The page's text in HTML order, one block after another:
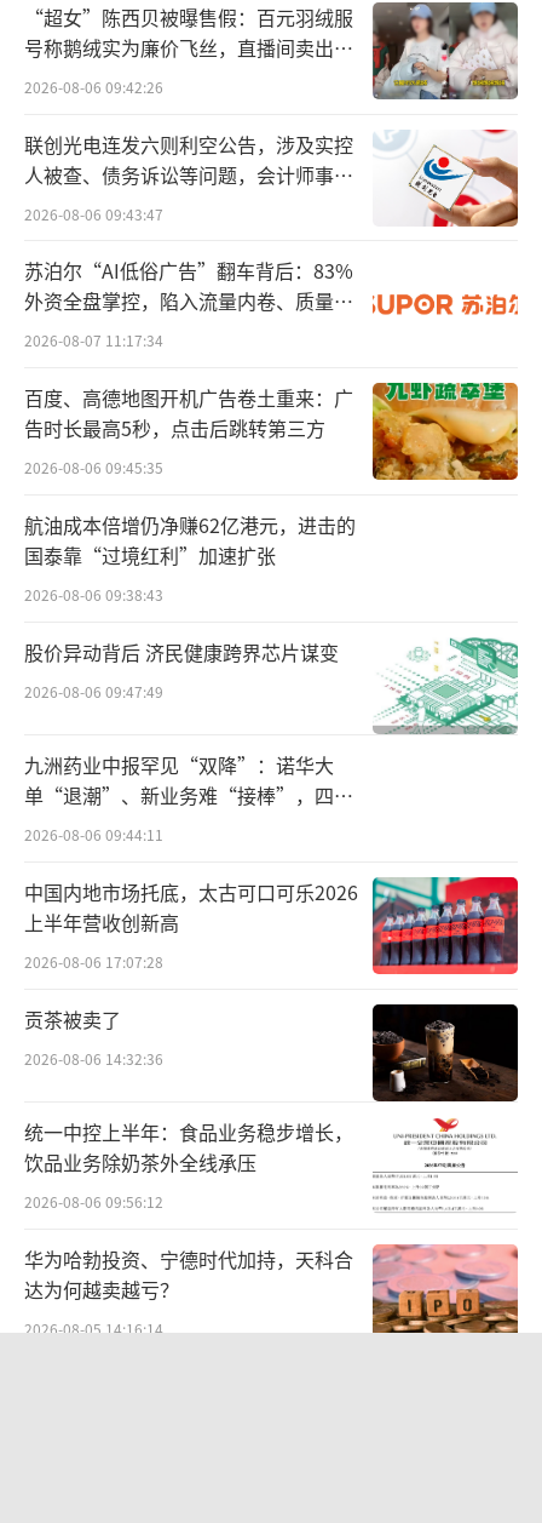
从公司披露的财务数据来看，2025年研发
投入约1.33亿元，占营业收入比重进一步提
升，研发团队规模亦由2020年的59人扩展至20
25年末的143人，反映出公司研发体系持续扩容
及对长期研发投入的依赖程度逐步增强。
第二，“A+H”融资路径加速成型。2025
年以来，中国生物医药企业赴港上市明显提
速。仅2025年11月就有15家医药企业递表港交
所，恒瑞医药、百利天恒、迈威生物等A股上市
公司亦相继推进“A+H”布局。
这一趋势背后，是行业整体进入高投入、
长周期、多管线并行的发展阶段，单一资本市
场在融资规模与结构灵活性上的边际约束逐步
显现。相比之下，港股在投资者结构、创新资
产定价及再融资机制方面更具差异化优势，使
其成为A股企业的重要补充融资渠道，“A+
H”逐渐成为阶段性资本结构优化的常见路径。
第三，“A+H”成为国际化战略的外延工
具。公司管理层曾在公开采访中提及，“A+
H”双平台布局是其“双向国际化”战略的重要
内研发投入与商业化基础，而港股平台则强化
与国际资本及产业资源的连接能力。
对于疫苗企业而言，国际化不仅包括产品
出海，还涉及临床合作、技术引进、授权交易
及海外注册体系对接等多维度能力建设。更具
国际投资者参与度的资本平台，有助于提升企
业在全球合作中的融资效率与沟通效率。
从整体逻辑看，研发投入加深推动资金需
求上升，单一市场融资能力边际受限促使企业
寻求港股补充通道，而国际化融资能力又进一
步反哺全球临床与商业化布局，最终共同作用
“超女”陈西贝被曝售假：百元羽绒服
号称鹅绒实为廉价飞丝，直播间卖出超
百万元
2026-08-06 09:42:26
联创光电连发六则利空公告，涉及实控
人被查、债务诉讼等问题，会计师事务
所曾出具“保留意见”
2026-08-06 09:43:47
苏泊尔“AI低俗广告”翻车背后：83%
外资全盘掌控，陷入流量内卷、质量频
发的负循环
2026-08-07 11:17:34
百度、高德地图开机广告卷土重来：广
告时长最高5秒，点击后跳转第三方
2026-08-06 09:45:35
航油成本倍增仍净赚62亿港元，进击的
国泰靠“过境红利”加速扩张
2026-08-06 09:38:43
股价异动背后 济民健康跨界芯片谋变
2026-08-06 09:47:49
九洲药业中报罕见“双降”：诺华大
单“退潮”、新业务难“接棒”，四大
难关待闯
2026-08-06 09:44:11
中国内地市场托底，太古可口可乐2026
上半年营收创新高
2026-08-06 17:07:28
贡茶被卖了
2026-08-06 14:32:36
统一中控上半年：食品业务稳步增长，
饮品业务除奶茶外全线承压
2026-08-06 09:56:12
华为哈勃投资、宁德时代加持，天科合
达为何越卖越亏？
2026-08-05 14:16:14